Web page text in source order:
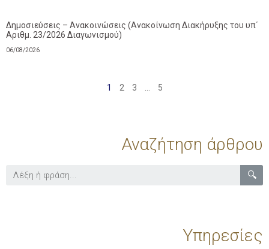
Δημοσιεύσεις – Ανακοινώσεις (Ανακοίνωση Διακήρυξης του υπ΄
Αριθμ. 23/2026 Διαγωνισμού)
06/08/2026
1 2 3 5
Αναζήτηση άρθρου
🔍
Υπηρεσίες